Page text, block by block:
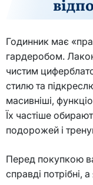
Годинник має
гардеробом.
чистим
стилю та
масивніші,
Їх частіше
подорожей і
Перед покупкою
справді потрібні,